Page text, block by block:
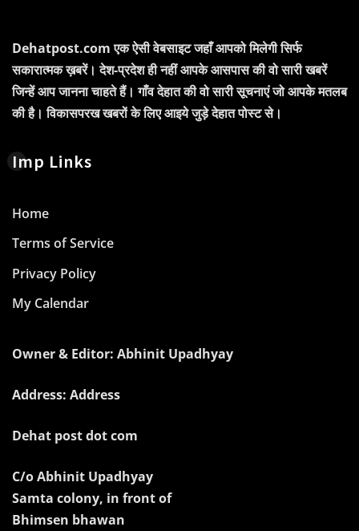
Dehatpost.com एक ऐसी वेबसाइट जहाँ आपको मिलेगी सिर्फ
सकारात्मक ख़बरें। देश-प्रदेश ही नहीं आपके आसपास की वो सारी खबरें
जिन्हें आप जानना चाहते हैं। गाँव देहात की वो सारी सूचनाएं जो आपके मतलब
की है। विकासपरख खबरों के लिए आइये जुड़े देहात पोस्ट से।
Imp Links
Home
Terms of Service
Privacy Policy
My Calendar
Owner & Editor: Abhinit Upadhyay
Address: Address
Dehat post dot com
C/o Abhinit Upadhyay
Samta colony, in front of
Bhimsen bhawan